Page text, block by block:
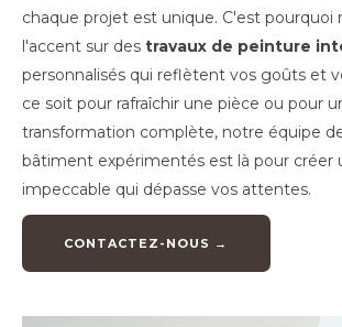
chaque projet est unique. C'est
l'accent sur des travaux de peinture
personnalisés qui reflètent vos goûts et
ce soit pour rafraîchir une pièce ou pour
transformation complète, notre équipe
bâtiment expérimentés est là pour créer
impeccable qui dépasse vos attentes.
CONTACTEZ-NOUS →